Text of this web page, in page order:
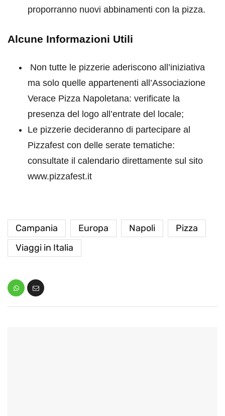
proporranno nuovi abbinamenti con la pizza.
Alcune Informazioni Utili
Non tutte le pizzerie aderiscono all’iniziativa
ma solo quelle appartenenti all’Associazione
Verace Pizza Napoletana: verificate la
presenza del logo all’entrate del locale;
Le pizzerie decideranno di partecipare al
Pizzafest con delle serate tematiche:
consultate il calendario direttamente sul sito
www.pizzafest.it
Campania Europa Napoli
Pizza
Viaggi in Italia